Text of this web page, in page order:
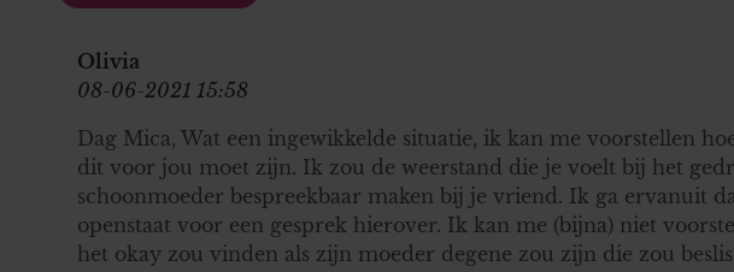
Olivia
08-06-2021 15:58
Dag Mica, Wat een ingewikkelde situatie, ik kan me voorstellen
dit voor jou moet zijn. Ik zou de weerstand die je voelt bij het
schoonmoeder bespreekbaar maken bij je vriend. Ik ga ervanuit
openstaat voor een gesprek hierover. Ik kan me (bijna) niet
het okay zou vinden als zijn moeder degene zou zijn die zou